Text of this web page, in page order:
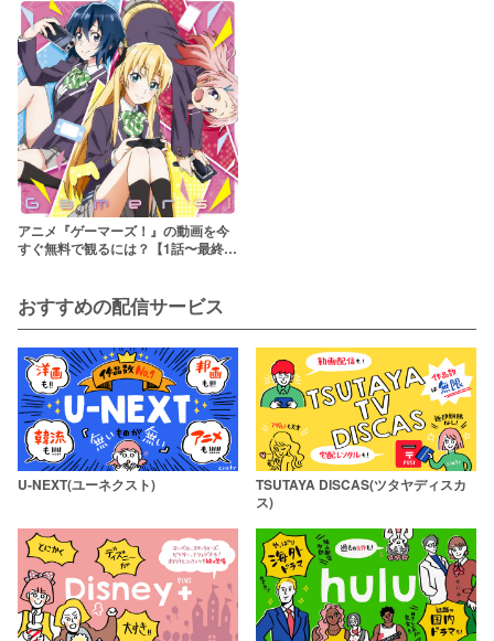
アニメ『ゲーマーズ！』の動画を今
すぐ無料で観るには？【1話〜最終話
おすすめの配信サービス
U-NEXT(ユーネクスト)
TSUTAYA DISCAS(ツタヤディスカ
ス)